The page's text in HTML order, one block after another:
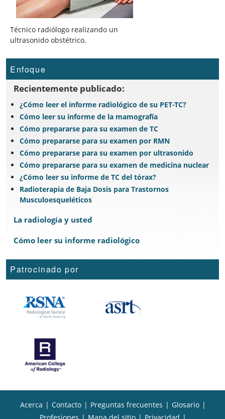
Técnico radiólogo realizando un
ultrasonido obstétrico.
Enfoque
Recientemente publicado:
¿Cómo leer el informe radiológico de su PET-TC?
Cómo leer su informe de la mamografía
Cómo prepararse para su examen de TC
Cómo prepararse para su examen por RMN
Cómo prepararse para su examen por ultrasonido
Cómo prepararse para su examen de medicina nuclear
¿Cómo leer su informe de TC del tórax?
Radioterapia de Baja Dosis para Trastornos
Musculoesqueléticos
La radiología y usted
Cómo leer su informe radiológico
Patrocinado por
Acerca | Contacto | Preguntas frecuentes | Glosario |